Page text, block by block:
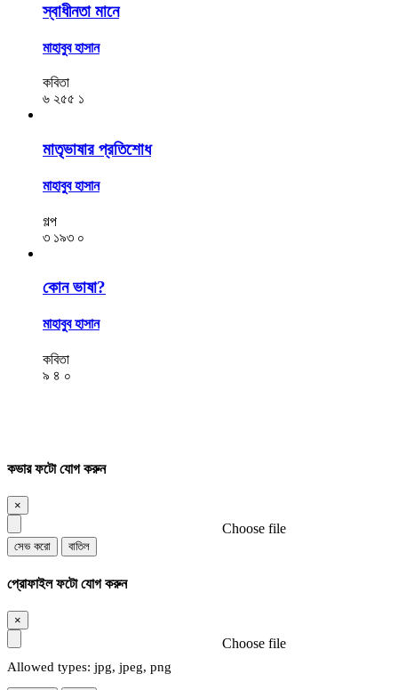
স্বাধীনতা মানে
মাহাবুব হাসান
কবিতা
৬ ২৫৫ ১
মাতৃভাষার প্রতিশোধ
মাহাবুব হাসান
গল্প
৩ ১৯৩ ০
কোন ভাষা?
মাহাবুব হাসান
কবিতা
৯ ৪ ০
কভার ফটো যোগ করুন
×
Choose file
সেভ করো বাতিল
প্রোফাইল ফটো যোগ করুন
×
Choose file
Allowed types: jpg, jpeg, png